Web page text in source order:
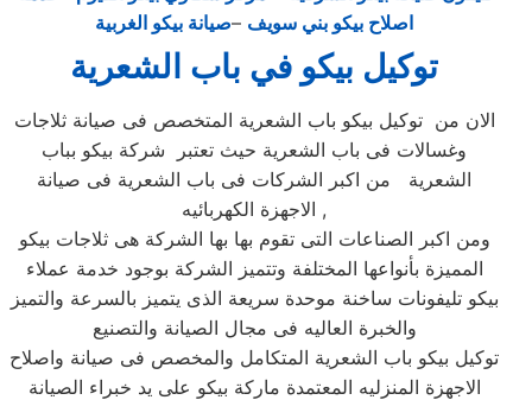
اصلاح بيكو بني سويف –صيانة بيكو الغربية
توكيل بيكو في باب الشعرية
الان من توكيل بيكو باب الشعرية المتخصص فى صيانة ثلاجات
وغسالات فى باب الشعرية حيث تعتبر شركة بيكو بباب
الشعرية من اكبر الشركات فى باب الشعرية فى صيانة
الاجهزة الكهربائيه ,
ومن اكبر الصناعات التى تقوم بها بها الشركة هى ثلاجات بيكو
المميزة بأنواعها المختلفة وتتميز الشركة بوجود خدمة عملاء
بيكو تليفونات ساخنة موحدة سريعة الذى يتميز بالسرعة والتميز
والخبرة العاليه فى مجال الصيانة والتصنيع
توكيل بيكو باب الشعرية المتكامل والمخصص فى صيانة واصلاح
الاجهزة المنزليه المعتمدة ماركة بيكو على يد خبراء الصيانة